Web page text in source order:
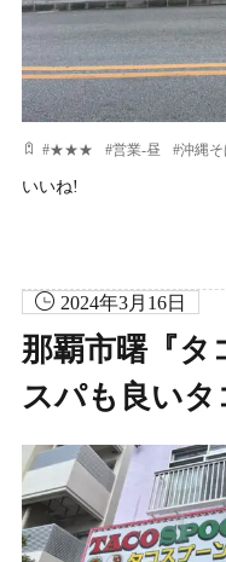
#★★★ #営業-昼 #沖縄
いいね!
2024年3月16日
那覇市曙『タ
スパも良いタ